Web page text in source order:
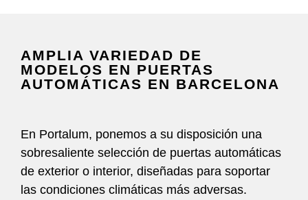
AMPLIA VARIEDAD DE
MODELOS EN PUERTAS
AUTOMÁTICAS EN BARCELONA
En Portalum, ponemos a su disposición una
sobresaliente selección de puertas automáticas
de exterior o interior, diseñadas para soportar
las condiciones climáticas más adversas.